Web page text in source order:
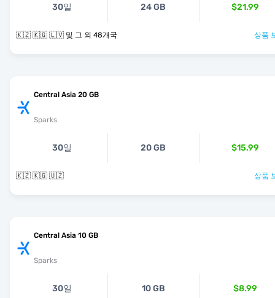
30일 24 GB $21.99
🇰🇿 🇰🇬 🇱🇻 및 그 외 48개국 상품
Central Asia 20 GB
Sparks
30일 20 GB $15.99
🇰🇿 🇰🇬 🇺🇿 상품
Central Asia 10 GB
Sparks
30일 10 GB $8.99